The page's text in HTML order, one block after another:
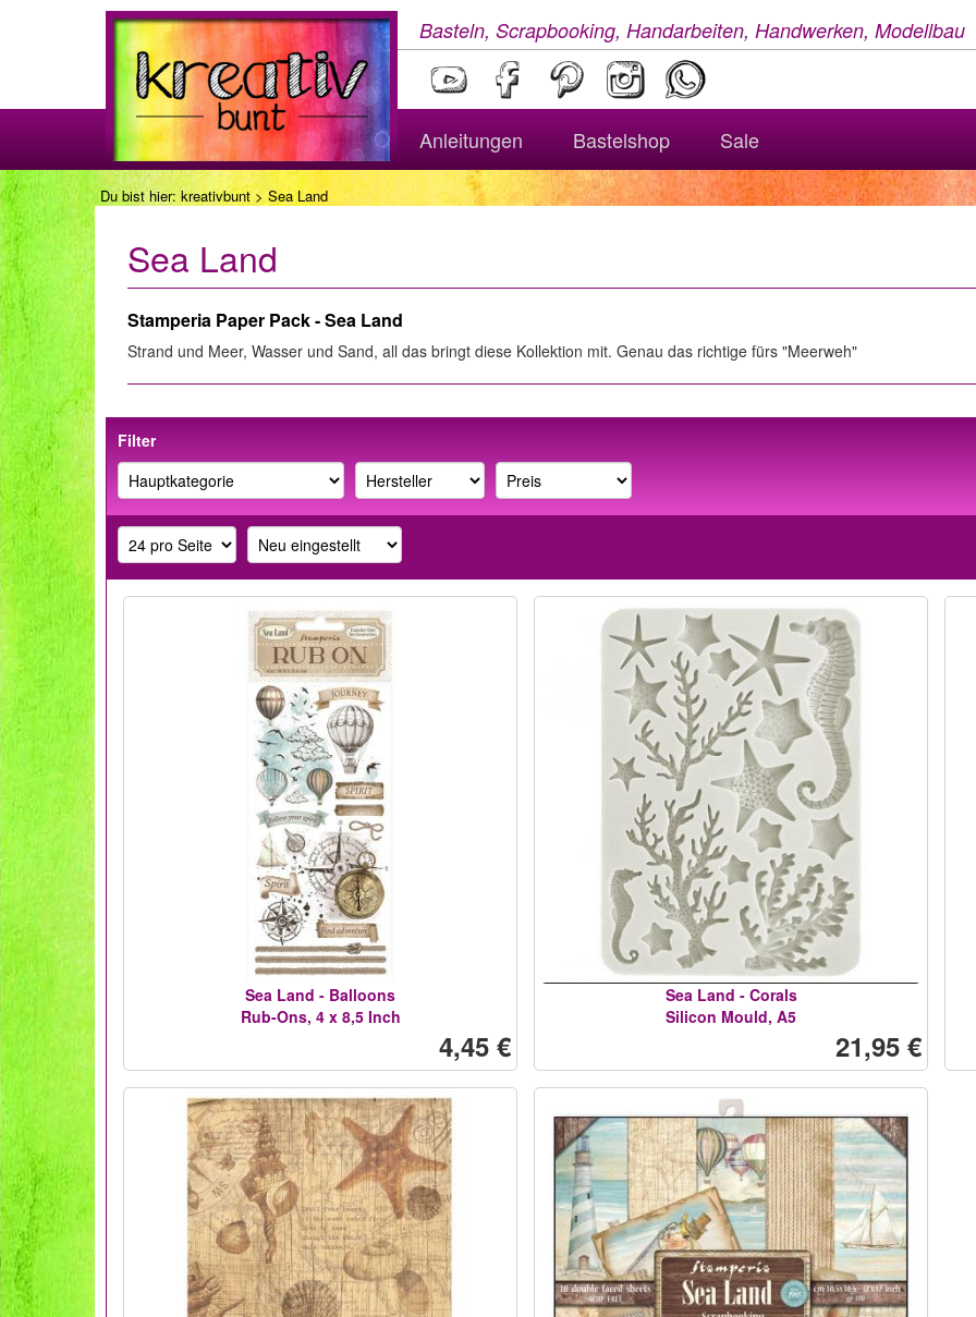
Basteln, Scrapbooking, Handarbeiten, Handwerken, Modellbau
Anleitungen Bastelshop Sale
Du bist hier: kreativbunt > Sea Land
Sea Land
Stamperia Paper Pack - Sea Land
Strand und Meer, Wasser und Sand, all das bringt diese Kollektion mit. Genau das richtige fürs "Meerweh"
Filter
Sea Land - Balloons
Rub-Ons, 4 x 8,5 Inch
4,45 €
Sea Land - Corals
Silicon Mould, A5
21,95 €